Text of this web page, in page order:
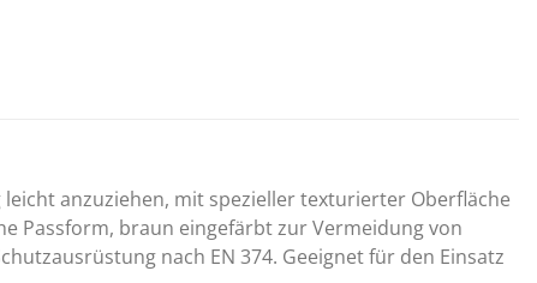
anzuziehen, mit spezieller texturierter Oberfläche
Passform, braun eingefärbt zur Vermeidung von
nach EN 374. Geeignet für den Einsatz